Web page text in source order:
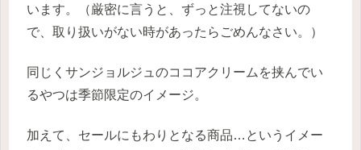
います。（厳密に言うと、ずっと注視してないの
で、取り扱いがない時があったらごめんなさい。）
同じくサンジョルジュのココアクリームを挟んでい
るやつは季節限定のイメージ。
加えて、セールにもわりとなる商品…というイメー